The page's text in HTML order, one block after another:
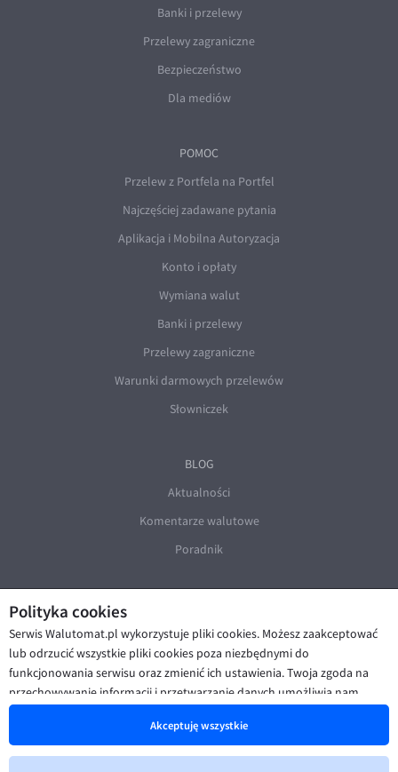
Polityka cookies
Serwis Walutomat.pl wykorzystuje pliki cookies. Możesz zaakceptować
lub odrzucić wszystkie pliki cookies poza niezbędnymi do
funkcjonowania serwisu oraz zmienić ich ustawienia. Twoja zgoda na
przechowywanie informacji i przetwarzanie danych umożliwia nam
poprawę funkcjonalności strony oraz prezentowanie Ci
spersonalizowanych treści i reklam. Więcej informacji znajdziesz w naszej
Akceptuję wszystkie
Banki i przelewy
Przelewy zagraniczne
Bezpieczeństwo
Dla mediów
POMOC
Przelew z Portfela na Portfel
Najczęściej zadawane pytania
Aplikacja i Mobilna Autoryzacja
Konto i opłaty
Wymiana walut
Banki i przelewy
Przelewy zagraniczne
Warunki darmowych przelewów
Słowniczek
BLOG
Aktualności
Komentarze walutowe
Poradnik
© Walutomat 2026 | Regulaminy
|
Polityka prywatności i cookies | Deklaracja dostępności